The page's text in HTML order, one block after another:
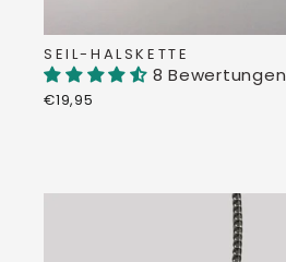
SEIL-HALSKETTE
8 Bewertungen
€19,95